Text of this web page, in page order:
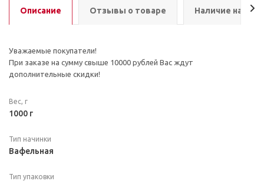
Описание Отзывы о товаре Наличие на
Уважаемые покупатели!
При заказе на сумму свыше 10000 рублей Вас ждут
дополнительные скидки!
Вес, г
1000 г
Тип начинки
Вафельная
Тип упаковки